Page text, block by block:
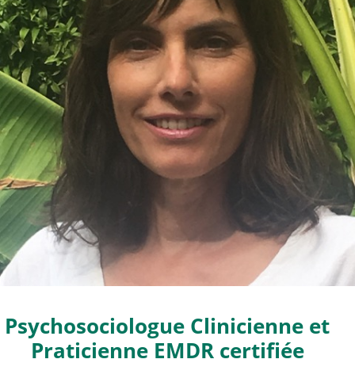
Psychosociologue Clinicienne et
Praticienne EMDR certifiée